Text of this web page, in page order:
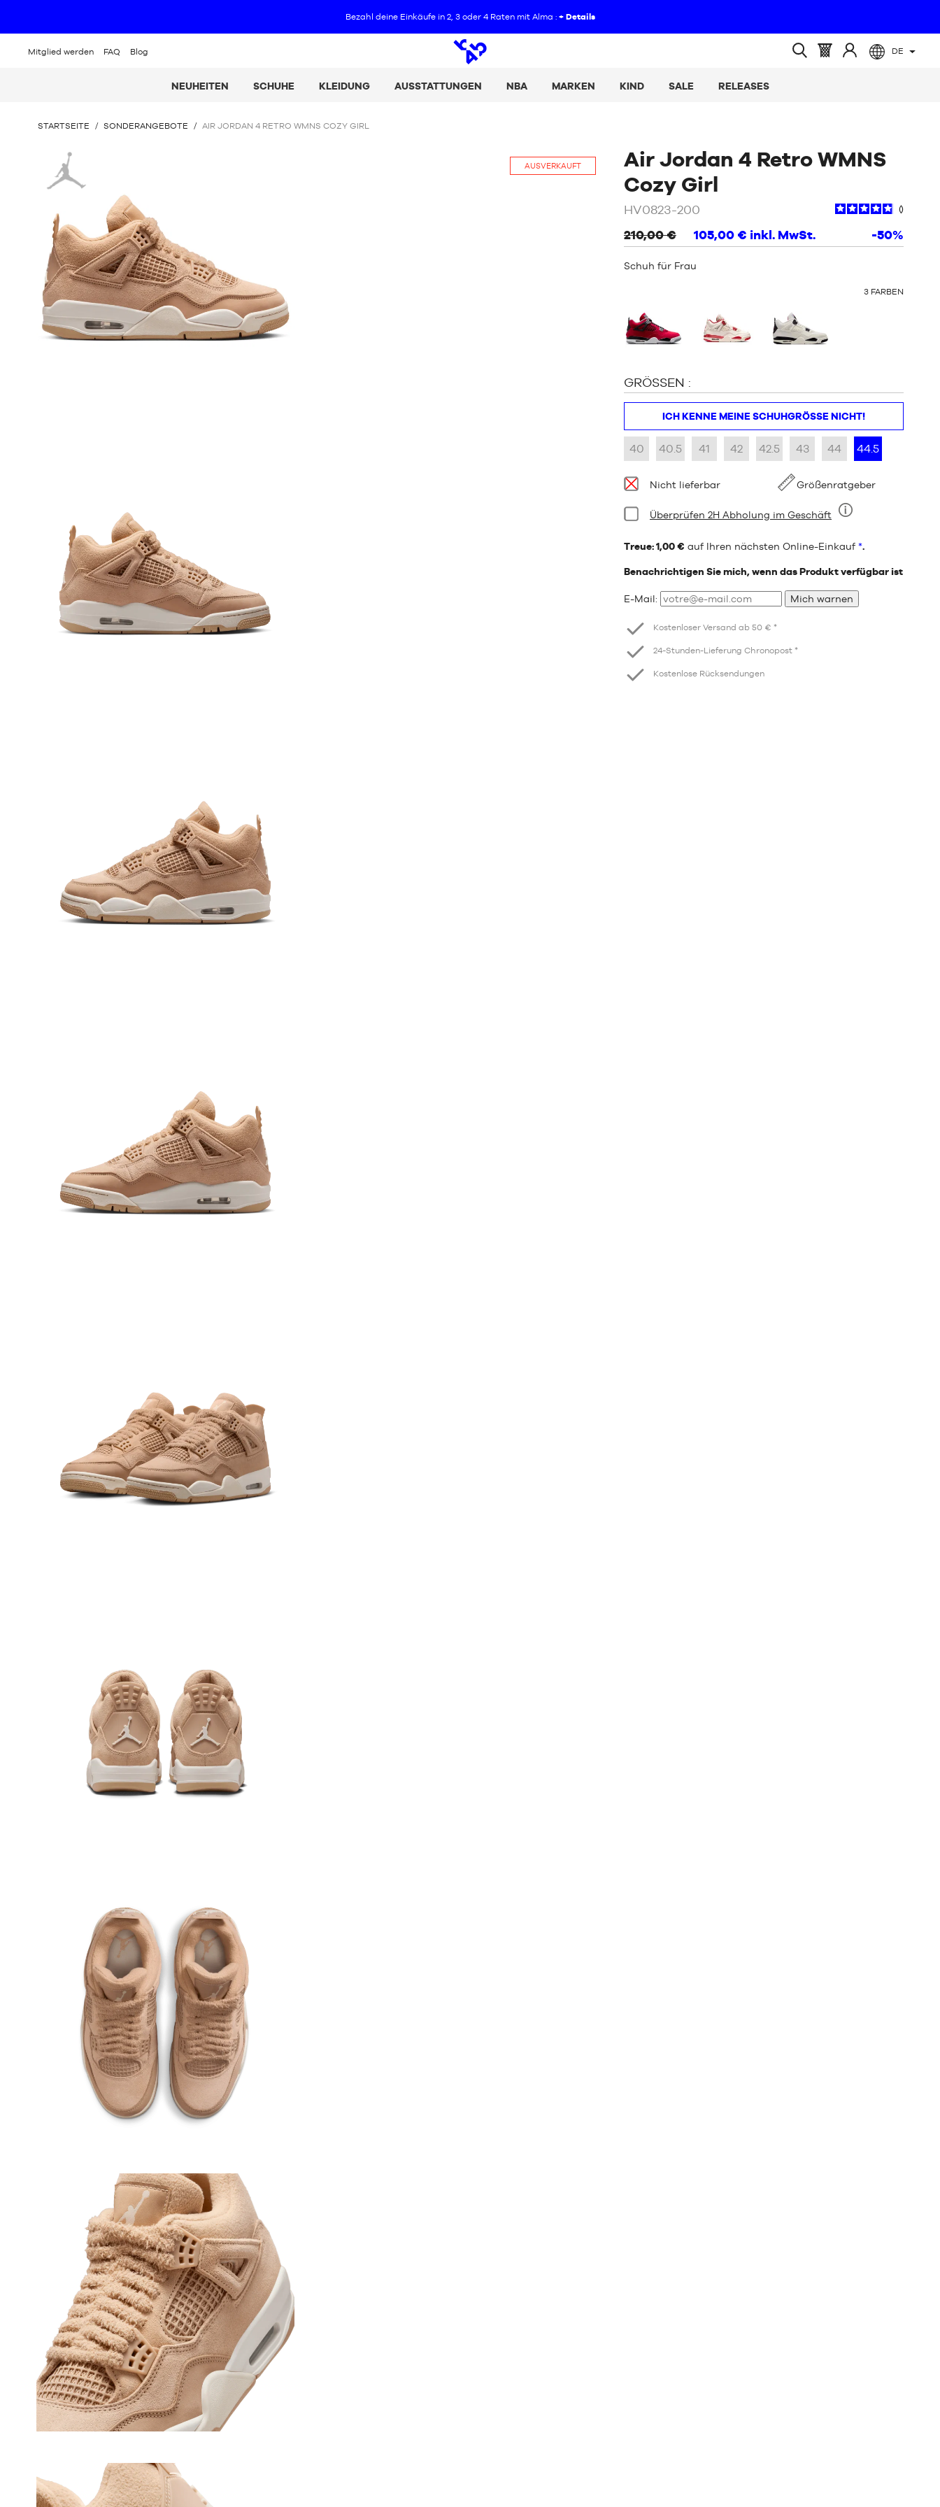
Bezahl deine Einkäufe in 2, 3 oder 4 Raten mit Alma : + Details
Mitglied werden FAQ Blog DE
NEUHEITEN SCHUHE KLEIDUNG AUSSTATTUNGEN NBA MARKEN KIND SALE RELEASES
SIE
STARTSEITE / SONDERANGEBOTE / AIR JORDAN 4 RETRO WMNS COZY GIRL
Air Jordan 4 Retro WMNS
Cozy Girl
Braun
HV0823-200
210,00 €
105,00 € inkl. MwSt. -50%
Schuh für Frau
OTHER
3 FARBEN
GRÖSSEN :
ICH KENNE MEINE SCHUHGRÖSSE NICHT!
40 40.5 41 42 42.5 43 44 44.5
Verfügbarkeit:
Nicht lieferbar Größenratgeber
Bedingung:
Neun
Überprüfen 2H Abholung im Geschäft
Treue: 1,00 € auf Ihren nächsten Online-Einkauf *.
Benachrichtigen Sie mich, wenn das Produkt verfügbar ist
E-Mail: Mich warnen
Kostenloser Versand ab 50 € *
24-Stunden-Lieferung Chronopost *
Kostenlose Rücksendungen
AUSVERKAUFT